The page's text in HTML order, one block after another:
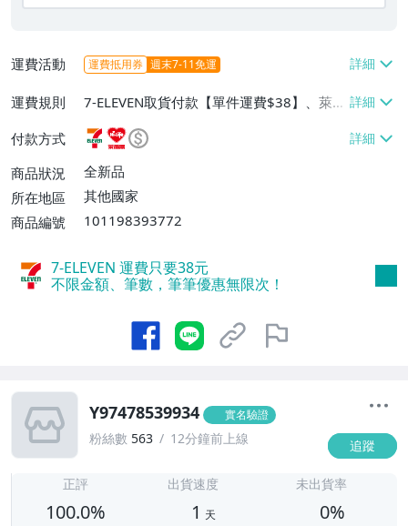
運費活動 運費抵用券 週末7-11免運
運費規則
7-ELEVEN取貨付款【單件運費$38】、萊爾
富取貨付款【單件運費$60】、郵局掛號
【單件運費$50、滿100件或消費滿$10000
免運費】
付款方式
商品狀況
全新品
所在地區
其他國家
商品編號
101198393772
7-ELEVEN 運費只要38元
不限金額、筆數，筆筆優惠無限次！
Y97478539934 實名驗證
粉絲數 563 12分鐘前上線 追蹤
正評
100.0%
出貨速度
1 天
未出貨率
0%